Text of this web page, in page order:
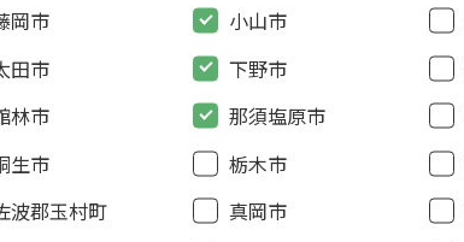
岡市
田市
林市
生市
波郡玉村町
小山市
下野市
那須塩原市
栃木市
真岡市